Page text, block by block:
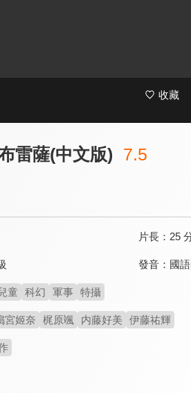
收藏
雷薩(中文版) 7.5
片長： 25
發音： 國
童 科幻 軍事 特攝
宮姬奈 梶原颯 内藤好美 伊藤祐輝